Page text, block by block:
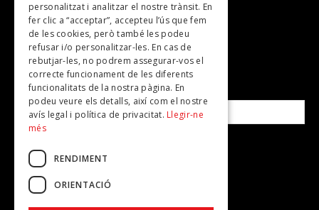
Revistes
SUBSCRIU-TE A LA NOSTRA NEWSLETTER!
Correu electrònic*
Accepto lapolítica de privacitat
personalitzat i analitzar el nostre trànsit. En
fer clic a “acceptar”, accepteu l’ús que fem
de les cookies, però també les podeu
refusar i/o personalitzar-les. En cas de
rebutjar-les, no podrem assegurar-vos el
correcte funcionament de les diferents
funcionalitats de la nostra pàgina. En
podeu veure els detalls, així com el nostre
avís legal i política de privacitat. Llegir-ne
més
RENDIMENT
ORIENTACIÓ